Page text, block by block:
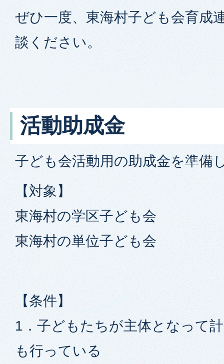
ぜひ一度、東海村子ども会育成
談ください。
活動助成金
子ども会活動用の助成金を準備
【対象】
東海村の学区子ども会
東海村の単位子ども会
【条件】
1．子どもたちが主体となって
も行っている